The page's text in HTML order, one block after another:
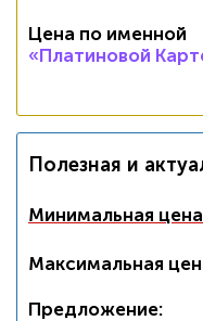
Цена по именной
«Платиновой
Полезная и
Минимальная
Максимальная
Предложение: